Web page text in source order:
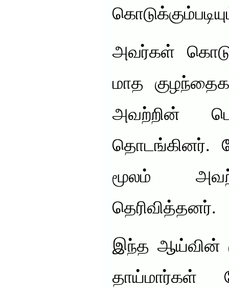
அவர்கள்
மாத
அவற்றின்
தொடங்கினர்.
மூலம்
தெரிவித்தனர்.
இந்த ஆய்வின்
தாய்மார்கள்